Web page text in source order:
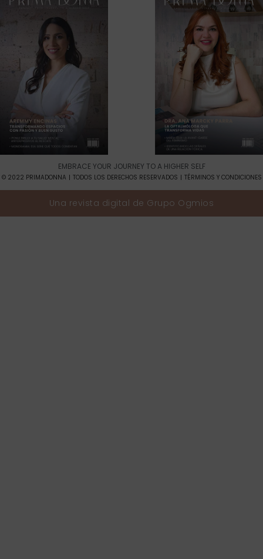
EMBRACE YOUR JOURNEY TO A HIGHER SELF​
© 2022 PRIMADONNA TODOS LOS DERECHOS RESERVADOS TÉRMINOS Y CONDICIONES
Una revista digital de Grupo Ogmios